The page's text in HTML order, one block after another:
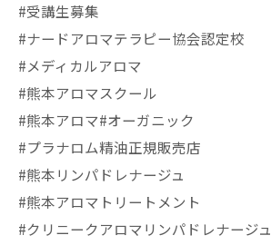
#受講生募集
#ナードアロマテラピー協会認定校
#メディカルアロマ
#熊本アロマスクール
#熊本アロマ#オーガニック
#プラナロム精油正規販売店
#熊本リンパドレナージュ
#熊本アロマトリートメント
#クリニークアロマリンパドレナージュ